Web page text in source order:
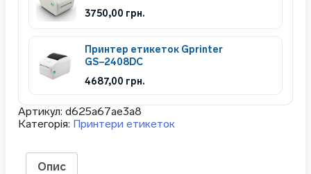
3750,00 грн.
Принтер етикеток Gprinter
GS−2408DC
4687,00 грн.
Артикул: d625a67ae3a8
Категорія: Принтери етикеток
Опис